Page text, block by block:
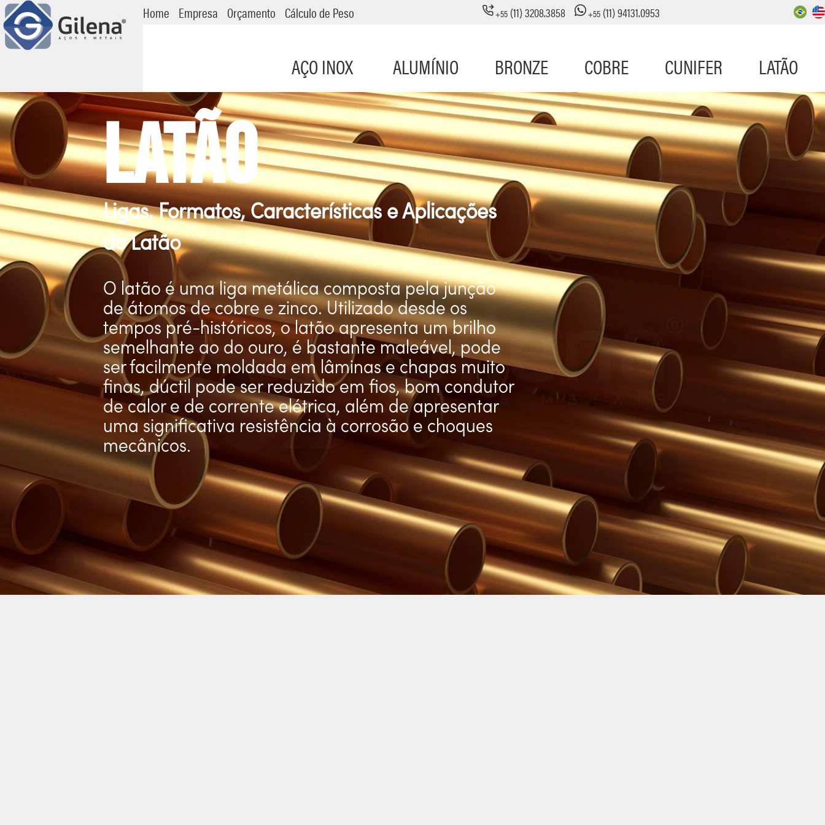
Home Empresa Orçamento Cálculo de Peso +55(11) 3208.3858 +55(11) 94131.0953
AÇO INOX ALUMÍNIO BRONZE COBRE CUNIFER LATÃO
Latão
Ligas, Formatos, Características e Aplicações
do Latão
O latão é uma liga metálica composta pela junção
de átomos de cobre e zinco. Utilizado desde os
tempos pré-históricos, o latão apresenta um brilho
semelhante ao do ouro, é bastante maleável, pode
ser facilmente moldada em lâminas e chapas muito
finas, dúctil pode ser reduzido em fios, bom condutor
de calor e de corrente elétrica, além de apresentar
uma significativa resistência à corrosão e choques
mecânicos.